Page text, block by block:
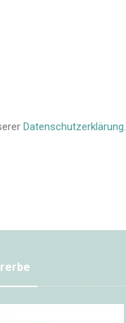
Datenschutzerklärung.